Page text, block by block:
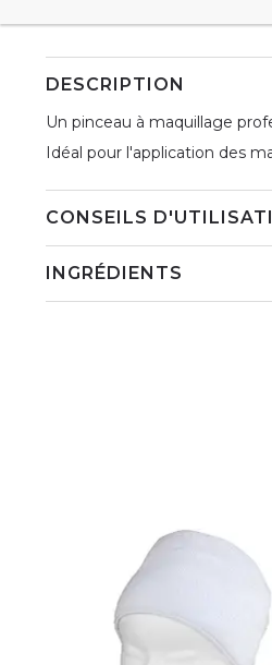
DESCRIPTION
Un pinceau à maquillage
Idéal pour l'application des
CONSEILS
INGRÉDIENTS